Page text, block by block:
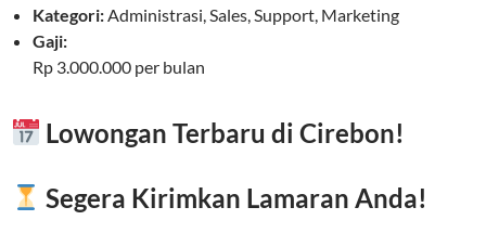
Kategori: Administrasi, Sales, Support, Marketing
Gaji:
Rp 3.000.000 per bulan
Lowongan Terbaru di Cirebon!
Segera Kirimkan Lamaran Anda!